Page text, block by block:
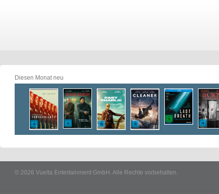
Diesen Monat neu
© 2026 Vuelta Entertainment GmbH. Alle Rechte vorbehalten.